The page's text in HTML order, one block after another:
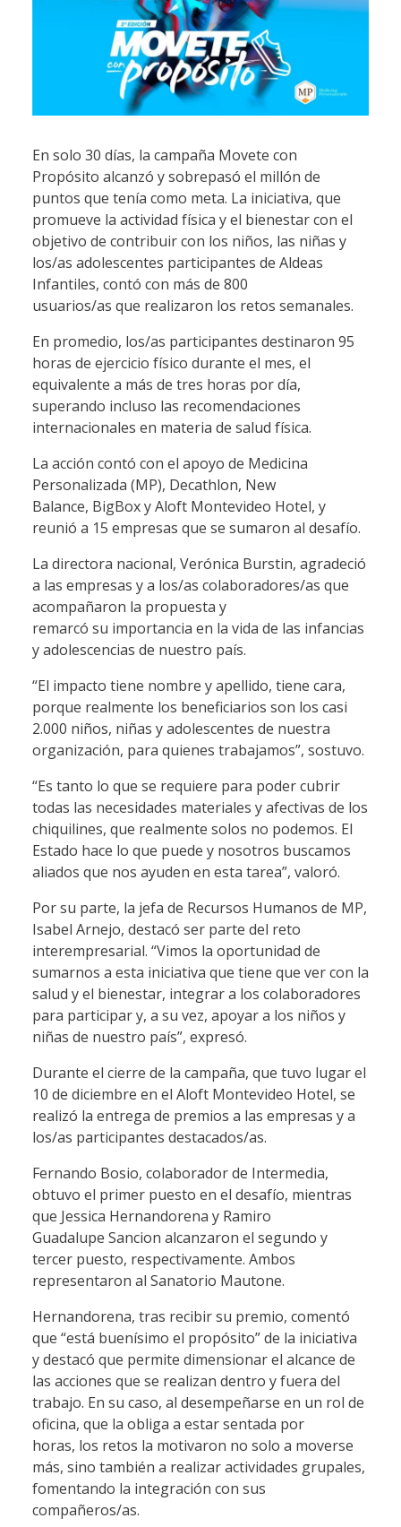
En solo 30 días, la campaña Movete con
Propósito alcanzó y sobrepasó el millón de
puntos que tenía como meta. La iniciativa, que
promueve la actividad física y el bienestar con el
objetivo de contribuir con los niños, las niñas y
los/as adolescentes participantes de Aldeas
Infantiles, contó con más de 800
usuarios/as que realizaron los retos semanales.
En promedio, los/as participantes destinaron 95
horas de ejercicio físico durante el mes, el
equivalente a más de tres horas por día,
superando incluso las recomendaciones
internacionales en materia de salud física.
La acción contó con el apoyo de Medicina
Personalizada (MP), Decathlon, New
Balance, BigBox y Aloft Montevideo Hotel, y
reunió a 15 empresas que se sumaron al desafío.
La directora nacional, Verónica Burstin, agradeció
a las empresas y a los/as colaboradores/as que
acompañaron la propuesta y
remarcó su importancia en la vida de las infancias
y adolescencias de nuestro país.
“El impacto tiene nombre y apellido, tiene cara,
porque realmente los beneficiarios son los casi
2.000 niños, niñas y adolescentes de nuestra
organización, para quienes trabajamos”, sostuvo.
“Es tanto lo que se requiere para poder cubrir
todas las necesidades materiales y afectivas de los
chiquilines, que realmente solos no podemos. El
Estado hace lo que puede y nosotros buscamos
aliados que nos ayuden en esta tarea”, valoró.
Por su parte, la jefa de Recursos Humanos de MP,
Isabel Arnejo, destacó ser parte del reto
interempresarial. “Vimos la oportunidad de
sumarnos a esta iniciativa que tiene que ver con la
salud y el bienestar, integrar a los colaboradores
para participar y, a su vez, apoyar a los niños y
niñas de nuestro país”, expresó.
Durante el cierre de la campaña, que tuvo lugar el
10 de diciembre en el Aloft Montevideo Hotel, se
realizó la entrega de premios a las empresas y a
los/as participantes destacados/as.
Fernando Bosio, colaborador de Intermedia,
obtuvo el primer puesto en el desafío, mientras
que Jessica Hernandorena y Ramiro
Guadalupe Sancion alcanzaron el segundo y
tercer puesto, respectivamente. Ambos
representaron al Sanatorio Mautone.
Hernandorena, tras recibir su premio, comentó
que “está buenísimo el propósito” de la iniciativa
y destacó que permite dimensionar el alcance de
las acciones que se realizan dentro y fuera del
trabajo. En su caso, al desempeñarse en un rol de
oficina, que la obliga a estar sentada por
horas, los retos la motivaron no solo a moverse
más, sino también a realizar actividades grupales,
fomentando la integración con sus
compañeros/as.